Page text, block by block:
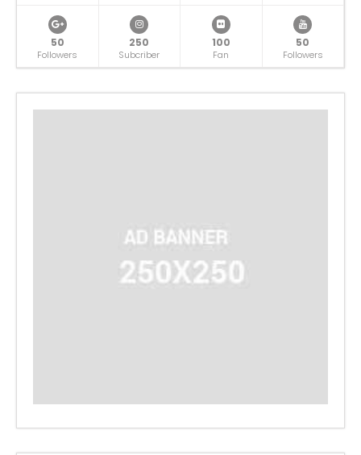
50
Followers
250
Subcriber
100
Fan
50
Followers